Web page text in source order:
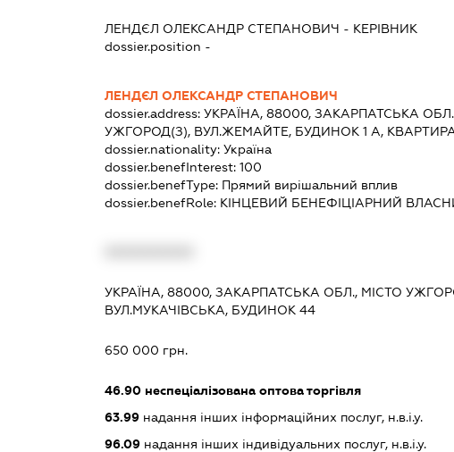
ЛЕНДЄЛ ОЛЕКСАНДР СТЕПАНОВИЧ - КЕРІВНИК
dossier.position -
ЛЕНДЄЛ ОЛЕКСАНДР СТЕПАНОВИЧ
dossier.address: УКРАЇНА, 88000, ЗАКАРПАТСЬКА
УЖГОРОД(З), ВУЛ.ЖЕМАЙТЕ, БУДИНОК 1 А,
dossier.nationality: Україна
dossier.benefInterest: 100
dossier.benefType: Прямий вирішальний вплив
dossier.benefRole: КІНЦЕВИЙ БЕНЕФІЦІАРНИЙ
УКРАЇНА, 88000, ЗАКАРПАТСЬКА ОБЛ., МІСТО
ВУЛ.МУКАЧІВСЬКА, БУДИНОК 44
650 000 грн.
46.90неспеціалізована оптова торгівля
63.99надання інших інформаційних послуг, н.в.і.у.
96.09надання інших індивідуальних послуг, н.в.і.у.